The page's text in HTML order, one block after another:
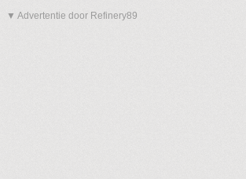
▼ Advertentie door Refinery89